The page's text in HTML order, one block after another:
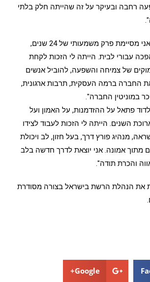
רחבה ובעיקר על זה שהייתה חלק בלתי
אביה מגן מסרה: "אני מסיימת פרק משמעותי של 24 שנים,
עבורי לבית. הייתה לי הזכות לקחת
של צמיחה והשפעה, להוביל אנשים
את החברה ברמה העסקית, תרבות ארגונית,
במוניטין החברה".
פתאל על ההזדמנות, על האמון ועל
השנים. הייתה לי הזכות לעבוד לצידו
מנהיג פורץ דרך, בעל חזון, לב ויכולת
מתוך אמונה. אני יוצאת לדרך חדשה בלב
והכרת תודה".
את הנהלת הרשת בישראל בצורה מסודרת
Google+